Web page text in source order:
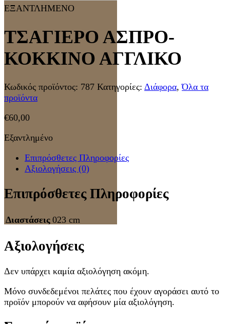
ΕΞΑΝΤΛΗΜΕΝΟ
ΤΣΑΓΙΕΡΟ ΑΣΠΡΟ-
ΚΟΚΚΙΝΟ ΑΓΓΛΙΚΟ
Κωδικός προϊόντος: 787 Κατηγορίες: Διάφορα,Όλα τα
προϊόντα
€60,00
Εξαντλημένο
Επιπρόσθετες Πληροφορίες
Αξιολογήσεις (0)
Επιπρόσθετες Πληροφορίες
Διαστάσεις 023 cm
Αξιολογήσεις
Δεν υπάρχει καμία αξιολόγηση ακόμη.
Μόνο συνδεδεμένοι πελάτες που έχουν αγοράσει αυτό το
προϊόν μπορούν να αφήσουν μία αξιολόγηση.